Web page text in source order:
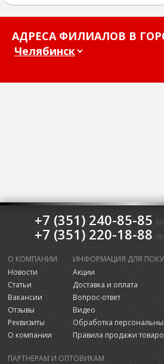
АДРЕСА ФИЛИАЛОВ В
+7 (351) 240-85-85
+7 (351) 220-18-88
О КОМПАНИИ
Новости
Статьи
Вакансии
Отзывы
Реквизиты
О компании
ИНФОРМАЦИЯ ДЛЯ
Акции
Доставка и оплата
Вопрос-ответ
Видео
Обработка
Правила продажи
ПАРТНЕРАМ И ОПТОВИКАМ